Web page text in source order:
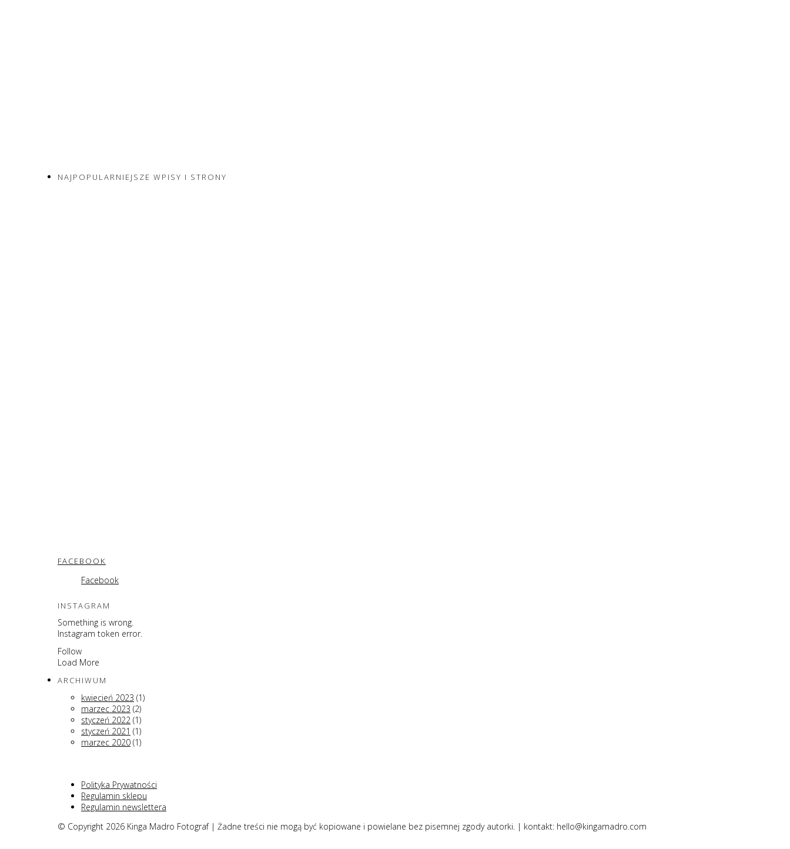
NAJPOPULARNIEJSZE WPISY I STRONY
FACEBOOK
Facebook
INSTAGRAM
Something is wrong.
Instagram token error.
Follow
Load More
ARCHIWUM
kwiecień 2023 (1)
marzec 2023 (2)
styczeń 2022 (1)
styczeń 2021 (1)
marzec 2020 (1)
Polityka Prywatności
Regulamin sklepu
Regulamin newslettera
© Copyright 2026 Kinga Madro Fotograf | Żadne treści nie mogą być kopiowane i powielane bez pisemnej zgody autorki. | kontakt: hello@kingamadro.com